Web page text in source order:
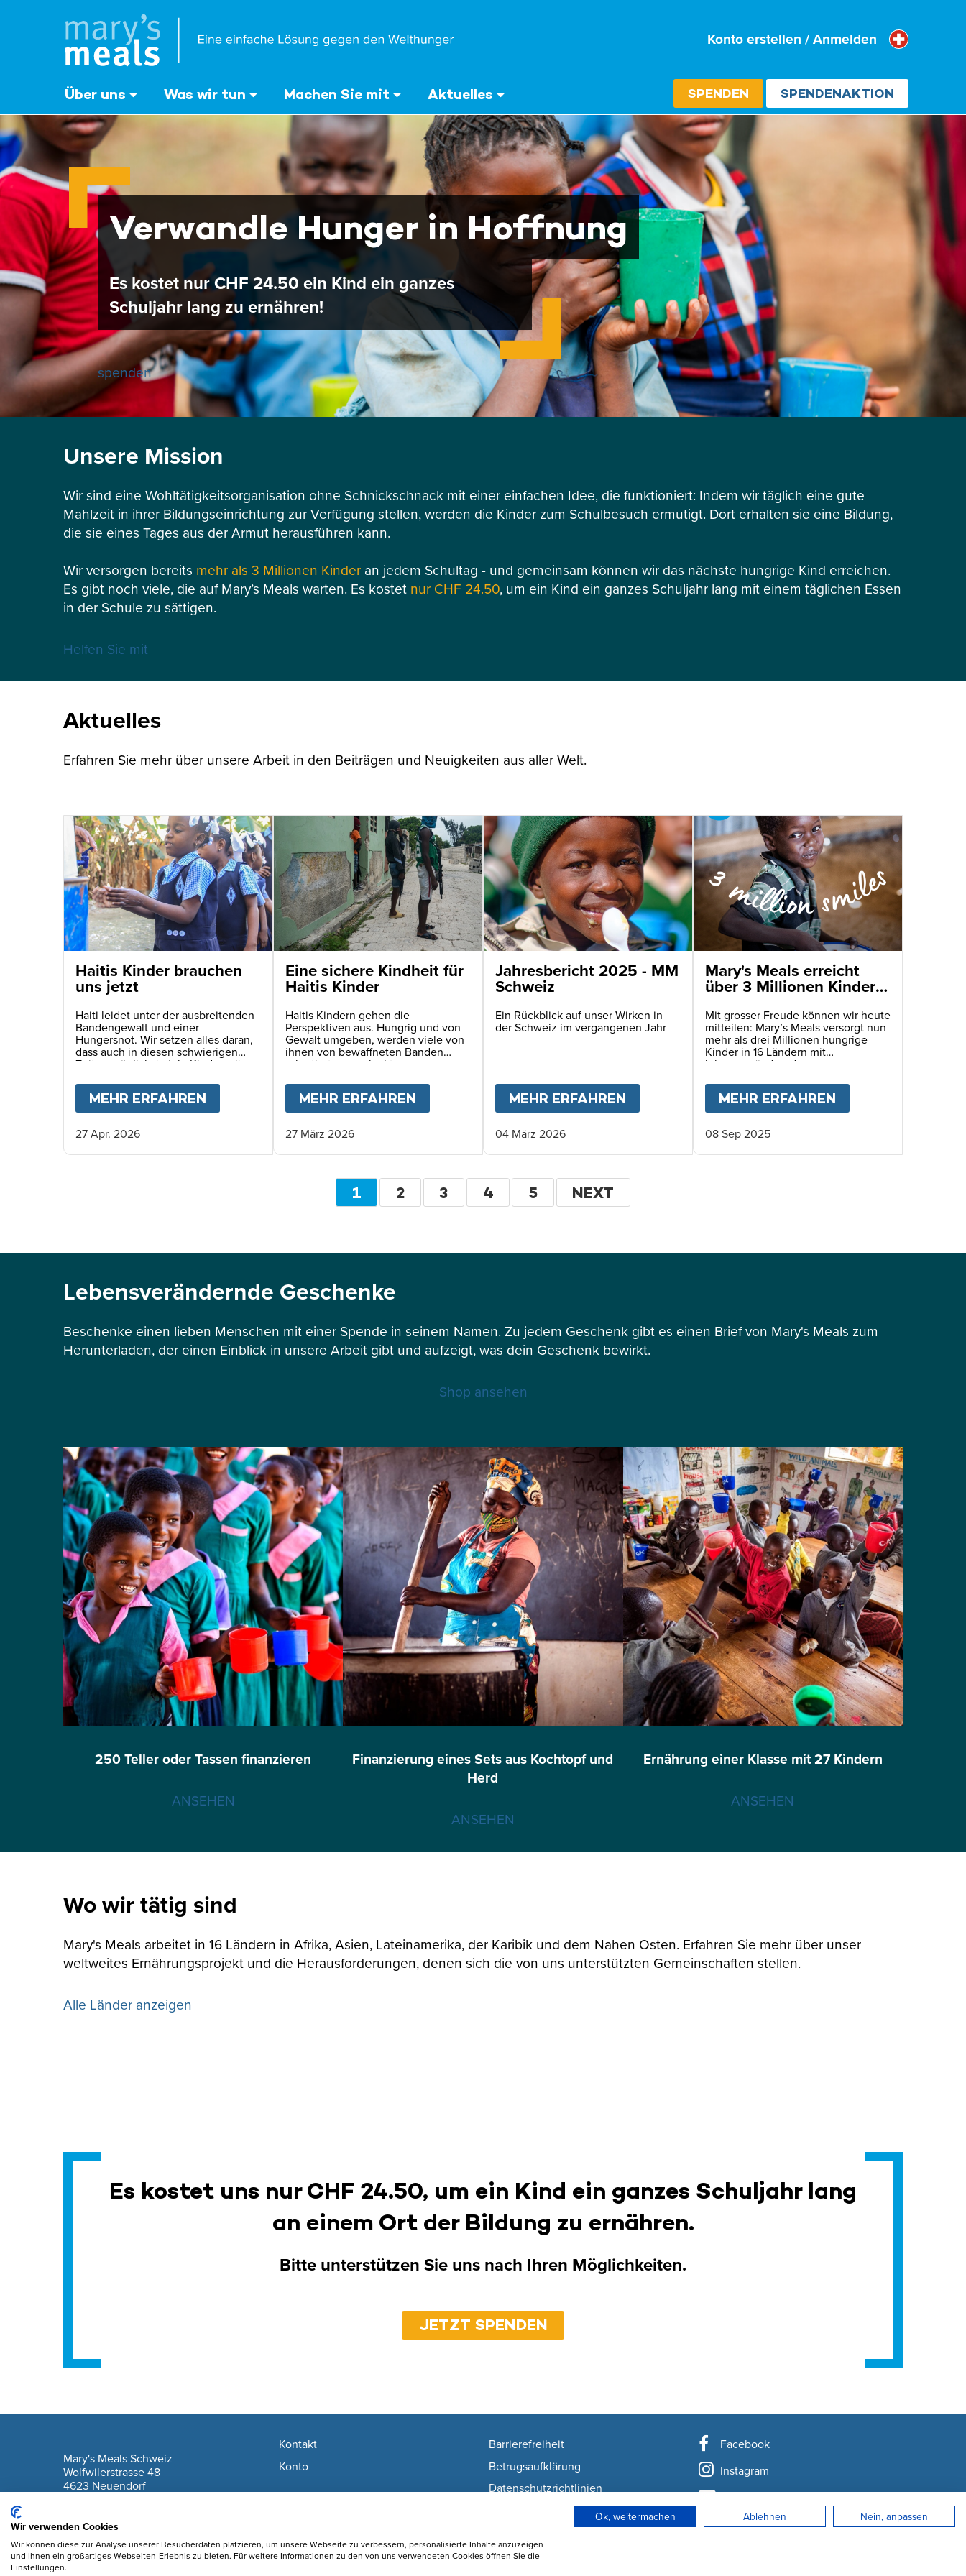
Konto erstellen / Anmelden Select
Schweiz
‎Über uns Was wir tun Machen Sie mit Aktuelles SPENDEN SPENDENAKTION
Verwandle Hunger in Hoffnung
Es kostet nur CHF 24.50 ein Kind ein ganzes
Schuljahr lang zu ernähren!
spenden
Unsere Mission
Wir sind eine Wohltätigkeitsorganisation ohne Schnickschnack mit einer einfachen Idee, die funktioniert: Indem wir täglich eine gute
Mahlzeit in ihrer Bildungseinrichtung zur Verfügung stellen, werden die Kinder zum Schulbesuch ermutigt. Dort erhalten sie eine Bildung,
die sie eines Tages aus der Armut herausführen kann.
Wir versorgen bereits mehr als 3 Millionen Kinder an jedem Schultag - und gemeinsam können wir das nächste hungrige Kind erreichen.
Es gibt noch viele, die auf Mary’s Meals warten. Es kostet nur CHF 24.50, um ein Kind ein ganzes Schuljahr lang mit einem täglichen Essen
in der Schule zu sättigen.
Helfen Sie mit
Aktuelles
Erfahren Sie mehr über unsere Arbeit in den Beiträgen und Neuigkeiten aus aller Welt.
Haitis Kinder brauchen
uns jetzt
Haiti leidet unter der ausbreitenden
Bandengewalt und einer
Hungersnot. Wir setzen alles daran,
dass auch in diesen schwierigen
Zeiten möglichst viele Kinder mit
versorgt werden können.
MEHR ERFAHREN HAITIS KINDER BRAUCHEN UNS JETZT
27 Apr. 2026
Eine sichere Kindheit für
Haitis Kinder
Haitis Kindern gehen die
Perspektiven aus. Hungrig und von
Gewalt umgeben, werden viele von
ihnen von bewaffneten Banden
rekrutiert – angelockt vom
MEHR ERFAHREN EINE SICHERE KINDHEIT FÜR HAITIS KINDER
27 März 2026
Jahresbericht 2025 - MM
Schweiz
Ein Rückblick auf unser Wirken in
der Schweiz im vergangenen Jahr
MEHR ERFAHREN JAHRESBERICHT 2025 - MM SCHWEIZ
04 März 2026
Mary's Meals erreicht
über 3 Millionen Kinder
Schulmahlzeiten
Mit grosser Freude können wir heute
mitteilen: Mary’s Meals versorgt nun
mehr als drei Millionen hungrige
Kinder in 16 Ländern mit
lebensverändernden
MEHR ERFAHREN
08 Sep 2025
Seitennummerierung
AKTUELLE
1 SEITE
2 SEITE
3 SEITE
4 SEITE
5 WEITER
NEXT
Lebensverändernde Geschenke
Beschenke einen lieben Menschen mit einer Spende in seinem Namen. Zu jedem Geschenk gibt es einen Brief von Mary's Meals zum
Herunterladen, der einen Einblick in unsere Arbeit gibt und aufzeigt, was dein Geschenk bewirkt.
Shop ansehen
250 Teller oder Tassen finanzieren
ANSEHEN
Finanzierung eines Sets aus Kochtopf und
Herd
ANSEHEN
Ernährung einer Klasse mit 27 Kindern
ANSEHEN
Wo wir tätig sind
Mary's Meals arbeitet in 16 Ländern in Afrika, Asien, Lateinamerika, der Karibik und dem Nahen Osten. Erfahren Sie mehr über unser
weltweites Ernährungsprojekt und die Herausforderungen, denen sich die von uns unterstützten Gemeinschaften stellen.
Alle Länder anzeigen
Es kostet uns nur CHF 24.50, um ein Kind ein ganzes Schuljahr lang
an einem Ort der Bildung zu ernähren.
Bitte unterstützen Sie uns nach Ihren Möglichkeiten.
JETZT SPENDEN
Footer navigation
Mary's Meals Schweiz
Wolfwilerstrasse 48
4623 Neuendorf
Kontakt
Konto
Barrierefreiheit
Betrugsaufklärung
Datenschutzrichtlinien
Nutzunsgbedingungen
Wie wir Cookies verwenden
Cookie-Einstellungen ändern
Facebook
Instagram
YouTube
LinkedIn
Wir verwenden Cookies
Wir können diese zur Analyse unserer Besucherdaten platzieren, um unsere Webseite zu verbessern, personalisierte Inhalte anzuzeigen
und Ihnen ein großartiges Webseiten-Erlebnis zu bieten. Für weitere Informationen zu den von uns verwendeten Cookies öffnen Sie die
Einstellungen.
Ok, weitermachen Ablehnen Nein, anpassen